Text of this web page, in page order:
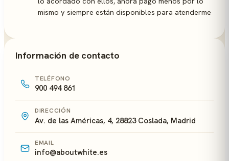
mismo y siempre están disponibles para atenderme
Información de contacto
TELÉFONO
900 494 861
DIRECCIÓN
Av. de las Américas, 4, 28823 Coslada, Madrid
EMAIL
info@aboutwhite.es